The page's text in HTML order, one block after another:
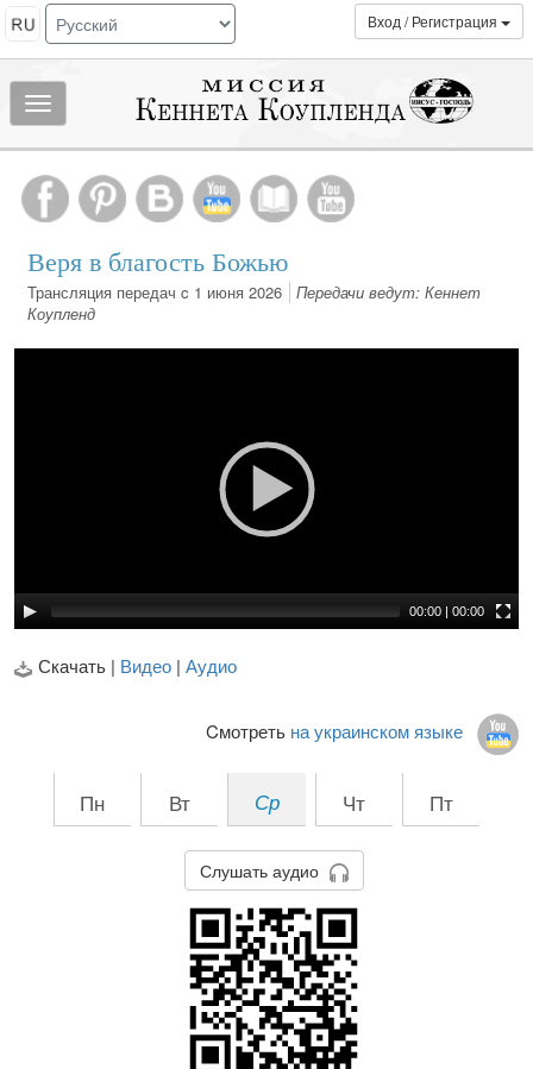
Вход / Регистрация
Показать/
скрыть
МЕНЮ
Веря в благость Божью
Трансляция передач c 1 июня 2026
Передачи ведут: Кеннет
Коупленд
00:00 | 00:00
Скачать | Видео | Аудио
Cмотреть на украинском языке
Пн Вт Ср Чт Пт
Слушать аудио